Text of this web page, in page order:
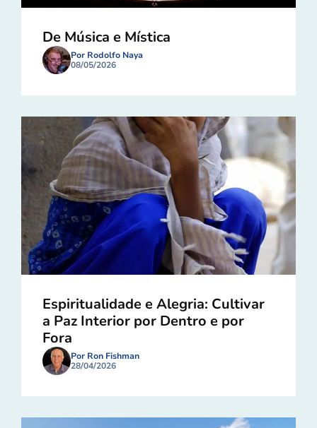
De Música e Mística
Por Rodolfo Naya
08/05/2026
Espiritualidade e Alegria: Cultivar
a Paz Interior por Dentro e por
Fora
Por Ron Fishman
28/04/2026